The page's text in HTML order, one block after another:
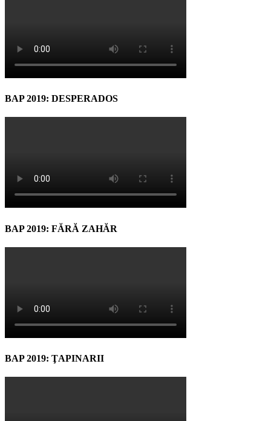
BAP 2019: DESPERADOS
BAP 2019: FĂRĂ ZAHĂR
BAP 2019: ŢAPINARII